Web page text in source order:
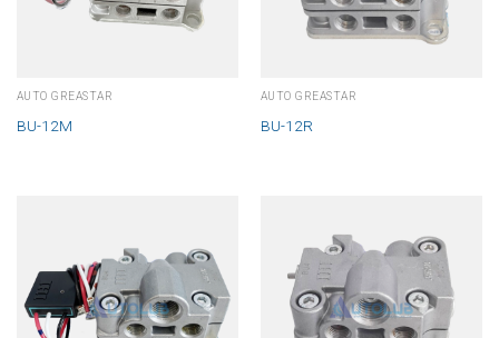
AUTO GREASTAR
BU-12M
AUTO GREASTAR
BU-12R